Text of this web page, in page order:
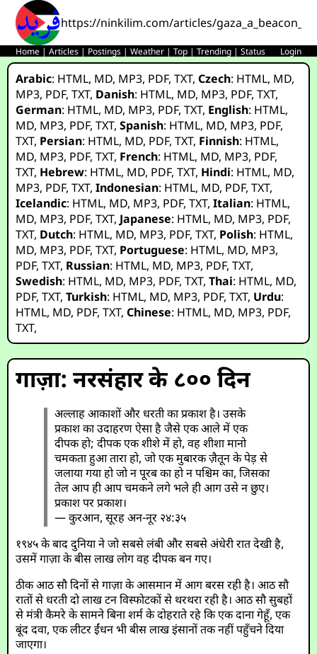
https://ninkilim.com/articles/
Home |Articles | Postings |Weather |Top |Trending |Status Login
Arabic: HTML, MD, MP3, PDF,TXT,Czech: HTML, MD,
MP3, PDF,TXT, Danish: HTML, MD, MP3, PDF,TXT,
German: HTML, MD, MP3, PDF,TXT, English: HTML,
MD, MP3, PDF,TXT,Spanish: HTML, MD, MP3, PDF,
TXT, Persian: HTML, MD, PDF,TXT, Finnish: HTML,
MD, MP3, PDF,TXT, French: HTML, MD, MP3, PDF,
TXT, Hebrew: HTML, MD, PDF,TXT, Hindi: HTML, MD,
MP3, PDF,TXT,Indonesian: HTML, MD, PDF,TXT,
Icelandic: HTML, MD, MP3, PDF,TXT,Italian: HTML,
MD, MP3, PDF,TXT, Japanese: HTML, MD, MP3, PDF,
TXT, Dutch: HTML, MD, MP3, PDF,TXT, Polish: HTML,
MD, MP3, PDF,TXT, Portuguese: HTML, MD, MP3,
PDF,TXT, Russian: HTML, MD, MP3, PDF,TXT,
Swedish: HTML, MD, MP3, PDF,TXT,Thai: HTML, MD,
PDF,TXT,Turkish: HTML, MD, MP3, PDF,TXT, Urdu:
HTML, MD, PDF,TXT,Chinese: HTML, MD, MP3, PDF,
TXT,
गाज़ा: नरसंहार के ८०० दिन
अल्लाह आकाशों और धरती का प्रकाश है। उसके
प्रकाश का उदाहरण ऐसा है जैसे एक आले में एक
दीपक हो; दीपक एक शीशे में हो, वह शीशा मानो
चमकता हुआ तारा हो, जो एक मुबारक ज़ैतून के पेड़ से
जलाया गया हो जो न पूरब का हो न पश्चिम का, जिसका
तेल आप ही आप चमकने लगे भले ही आग उसे न छुए।
प्रकाश पर प्रकाश।
— कुरआन, सूरह अन-नूर २४:३५
१९४५ के बाद दुनिया ने जो सबसे लंबी और सबसे अंधेरी रात देखी है,
उसमें गाज़ा के बीस लाख लोग वह दीपक बन गए।
ठीक आठ सौ दिनों से गाज़ा के आसमान में आग बरस रही है। आठ सौ
रातों से धरती दो लाख टन विस्फोटकों से थरथरा रही है। आठ सौ सुबहों
से मंत्री कैमरे के सामने बिना शर्म के दोहराते रहे कि एक दाना गेहूँ, एक
बूंद दवा, एक लीटर ईंधन भी बीस लाख इंसानों तक नहीं पहुँचने दिया
जाएगा।